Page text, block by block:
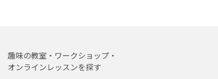
趣味の教室・ワークショップ・
オンラインレッスンを探す